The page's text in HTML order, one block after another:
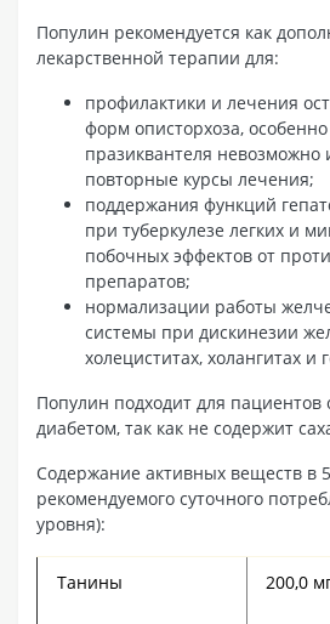
Популин рекомендуется как
лекарственной терапии для:
профилактики и лечения
форм описторхоза,
празиквантеля невозможно
повторные курсы лечения;
поддержания функций
при туберкулезе легких и
побочных эффектов от
препаратов;
нормализации работы
системы при дискинезии
холециститах, холангитах и
Популин подходит для пациентов
диабетом, так как не содержит
Содержание активных веществ в
рекомендуемого суточного
уровня):
Танины 200,0